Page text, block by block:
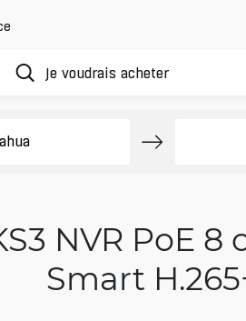
NVR PoE
Smart